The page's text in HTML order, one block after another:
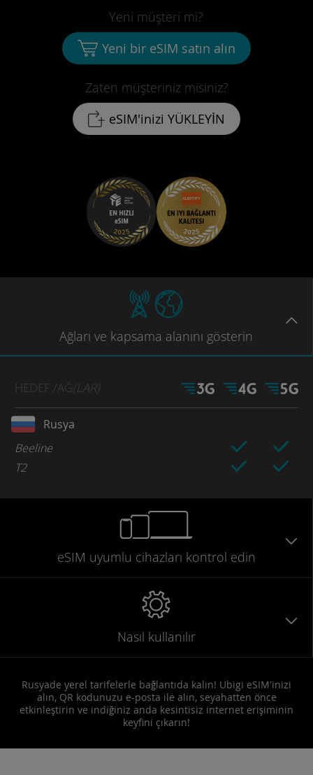
Zaten müşteriniz misiniz?
eSIM'inizi YÜKLEYİN
Yeni müşteri mi?
Yeni bir eSIM satın alın
Ağları ve kapsama alanını gösterin
HEDEF /AĞ(LAR)
Rusya
Beeline
T2
eSIM uyumlu cihazları kontrol edin
Nasıl kullanılır
Rusyade yerel tarifelerle bağlantıda kalın! Ubigi eSIM'inizi
alın, QR kodunuzu e-posta ile alın, seyahatten önce
etkinleştirin ve indiğiniz anda kesintisiz internet erişiminin
keyfini çıkarın!